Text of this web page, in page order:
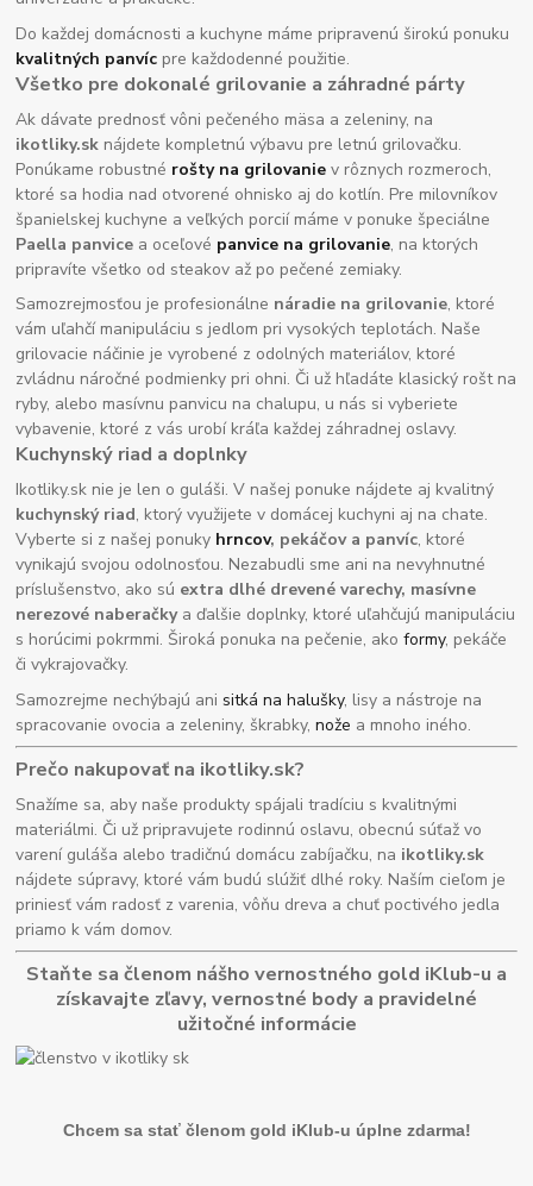
Do každej domácnosti a kuchyne máme pripravenú širokú ponuku
kvalitných panvíc pre každodenné použitie.
Všetko pre dokonalé grilovanie a záhradné párty
Ak dávate prednosť vôni pečeného mäsa a zeleniny, na
ikotliky.sk nájdete kompletnú výbavu pre letnú grilovačku.
Ponúkame robustné rošty na grilovanie v rôznych rozmeroch,
ktoré sa hodia nad otvorené ohnisko aj do kotlín. Pre milovníkov
španielskej kuchyne a veľkých porcií máme v ponuke špeciálne
Paella panvice a oceľové panvice na grilovanie, na ktorých
pripravíte všetko od steakov až po pečené zemiaky.
Samozrejmosťou je profesionálne náradie na grilovanie, ktoré
vám uľahčí manipuláciu s jedlom pri vysokých teplotách. Naše
grilovacie náčinie je vyrobené z odolných materiálov, ktoré
zvládnu náročné podmienky pri ohni. Či už hľadáte klasický rošt na
ryby, alebo masívnu panvicu na chalupu, u nás si vyberiete
vybavenie, ktoré z vás urobí kráľa každej záhradnej oslavy.
Kuchynský riad a doplnky
Ikotliky.sk nie je len o guláši. V našej ponuke nájdete aj kvalitný
kuchynský riad, ktorý využijete v domácej kuchyni aj na chate.
Vyberte si z našej ponuky hrncov, pekáčov a panvíc, ktoré
vynikajú svojou odolnosťou. Nezabudli sme ani na nevyhnutné
príslušenstvo, ako sú extra dlhé drevené varechy, masívne
nerezové naberačkya ďalšie doplnky, ktoré uľahčujú manipuláciu
s horúcimi pokrmmi. Široká ponuka na pečenie, akoformy, pekáče
či vykrajovačky.
Samozrejme nechýbajú anisitká na halušky, lisy a nástroje na
spracovanie ovocia a zeleniny, škrabky,nože a mnoho iného.
Prečo nakupovať na ikotliky.sk?
Snažíme sa, aby naše produkty spájali tradíciu s kvalitnými
materiálmi. Či už pripravujete rodinnú oslavu, obecnú súťaž vo
varení guláša alebo tradičnú domácu zabíjačku, na ikotliky.sk
nájdete súpravy, ktoré vám budú slúžiť dlhé roky. Naším cieľom je
priniesť vám radosť z varenia, vôňu dreva a chuť poctivého jedla
priamo k vám domov.
Staňte sa členom nášho vernostného gold iKlub-u a
získavajte zľavy, vernostné body a pravidelné
užitočné informácie
Chcem sa stať členom gold iKlub-u úplne zdarma!